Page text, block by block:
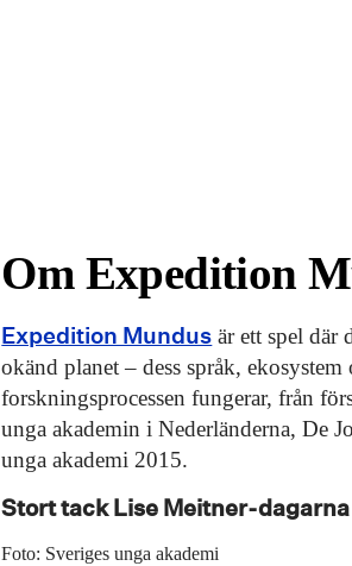
Om Expedition
Expedition Mundus är ett spel där
okänd planet – dess språk,
forskningsprocessen fungerar, från
unga akademin i Nederländerna, De
unga akademi 2015.
Stort tack Lise Meitner-
Foto: Sveriges unga akademi